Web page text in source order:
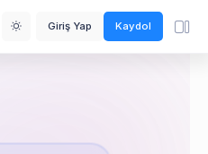
Giriş Yap Kaydol